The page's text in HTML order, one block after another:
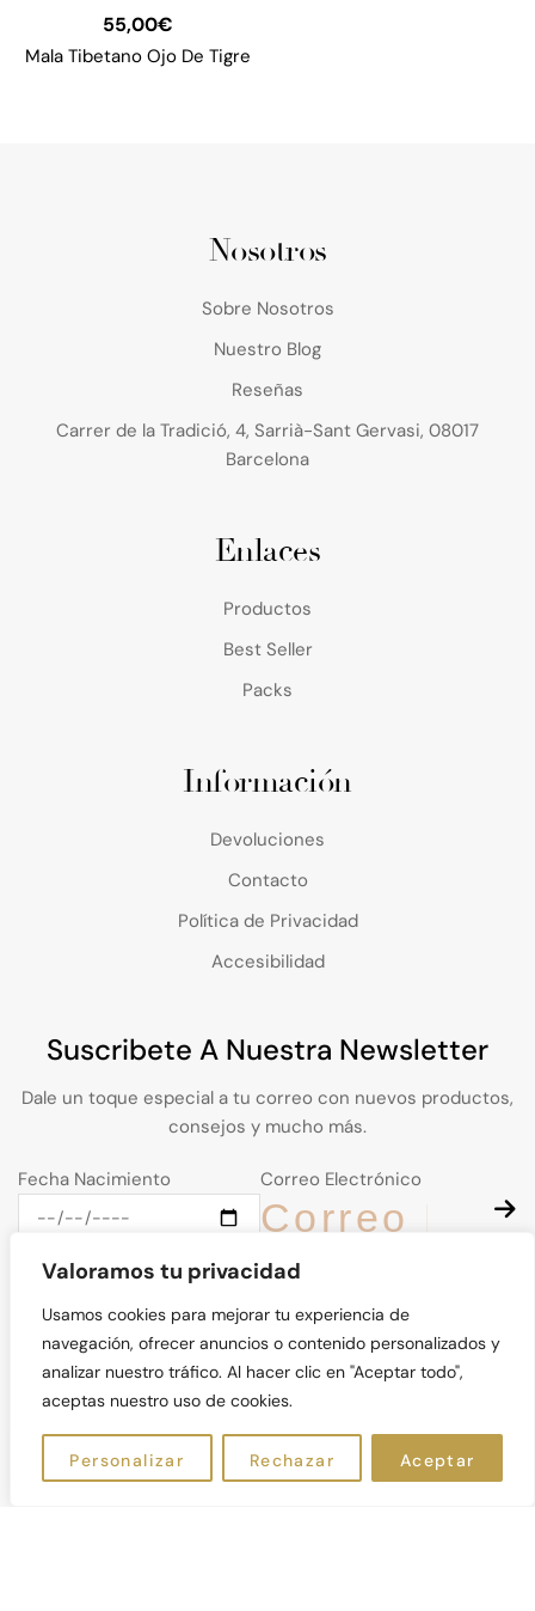
Valoramos tu privacidad
Usamos cookies para mejorar tu experiencia de
navegación, ofrecer anuncios o contenido personalizados y
analizar nuestro tráfico. Al hacer clic en "Aceptar todo",
aceptas nuestro uso de cookies.
Personalizar Rechazar Aceptar
55,00€
Mala Tibetano Ojo De Tigre
Nosotros
Sobre Nosotros
Nuestro Blog
Reseñas
Carrer de la Tradició, 4, Sarrià-Sant Gervasi, 08017
Barcelona
Enlaces
Productos
Best Seller
Packs
Información
Devoluciones
Contacto
Política de Privacidad
Accesibilidad
Suscribete A Nuestra Newsletter
Dale un toque especial a tu correo con nuevos productos,
consejos y mucho más.
Fecha Nacimiento Correo Electrónico
© Kalos Natural 2026. Derechos Reservados